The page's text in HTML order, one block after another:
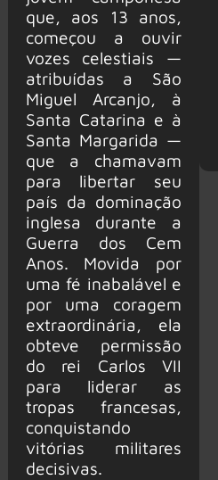
que, aos 13 anos,
começou a ouvir
vozes celestiais —
atribuídas a São
Miguel Arcanjo, à
Santa Catarina e à
Santa Margarida —
que a chamavam
para libertar seu
país da dominação
inglesa durante a
Guerra dos Cem
Anos. Movida por
uma fé inabalável e
por uma coragem
extraordinária, ela
obteve permissão
do rei Carlos VII
para liderar as
tropas francesas,
conquistando
vitórias militares
decisivas.